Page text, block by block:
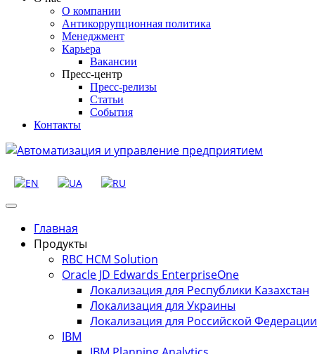
О компании
Антикоррупционная политика
Менеджмент
Карьера
Вакансии
Пресс-центр
Пресс-релизы
Статьи
События
Контакты
Главная
Продукты
RBC HCM Solution
Oracle JD Edwards EnterpriseOne
Локализация для Республики Казахстан
Локализация для Украины
Локализация для Российской Федерации
IBM